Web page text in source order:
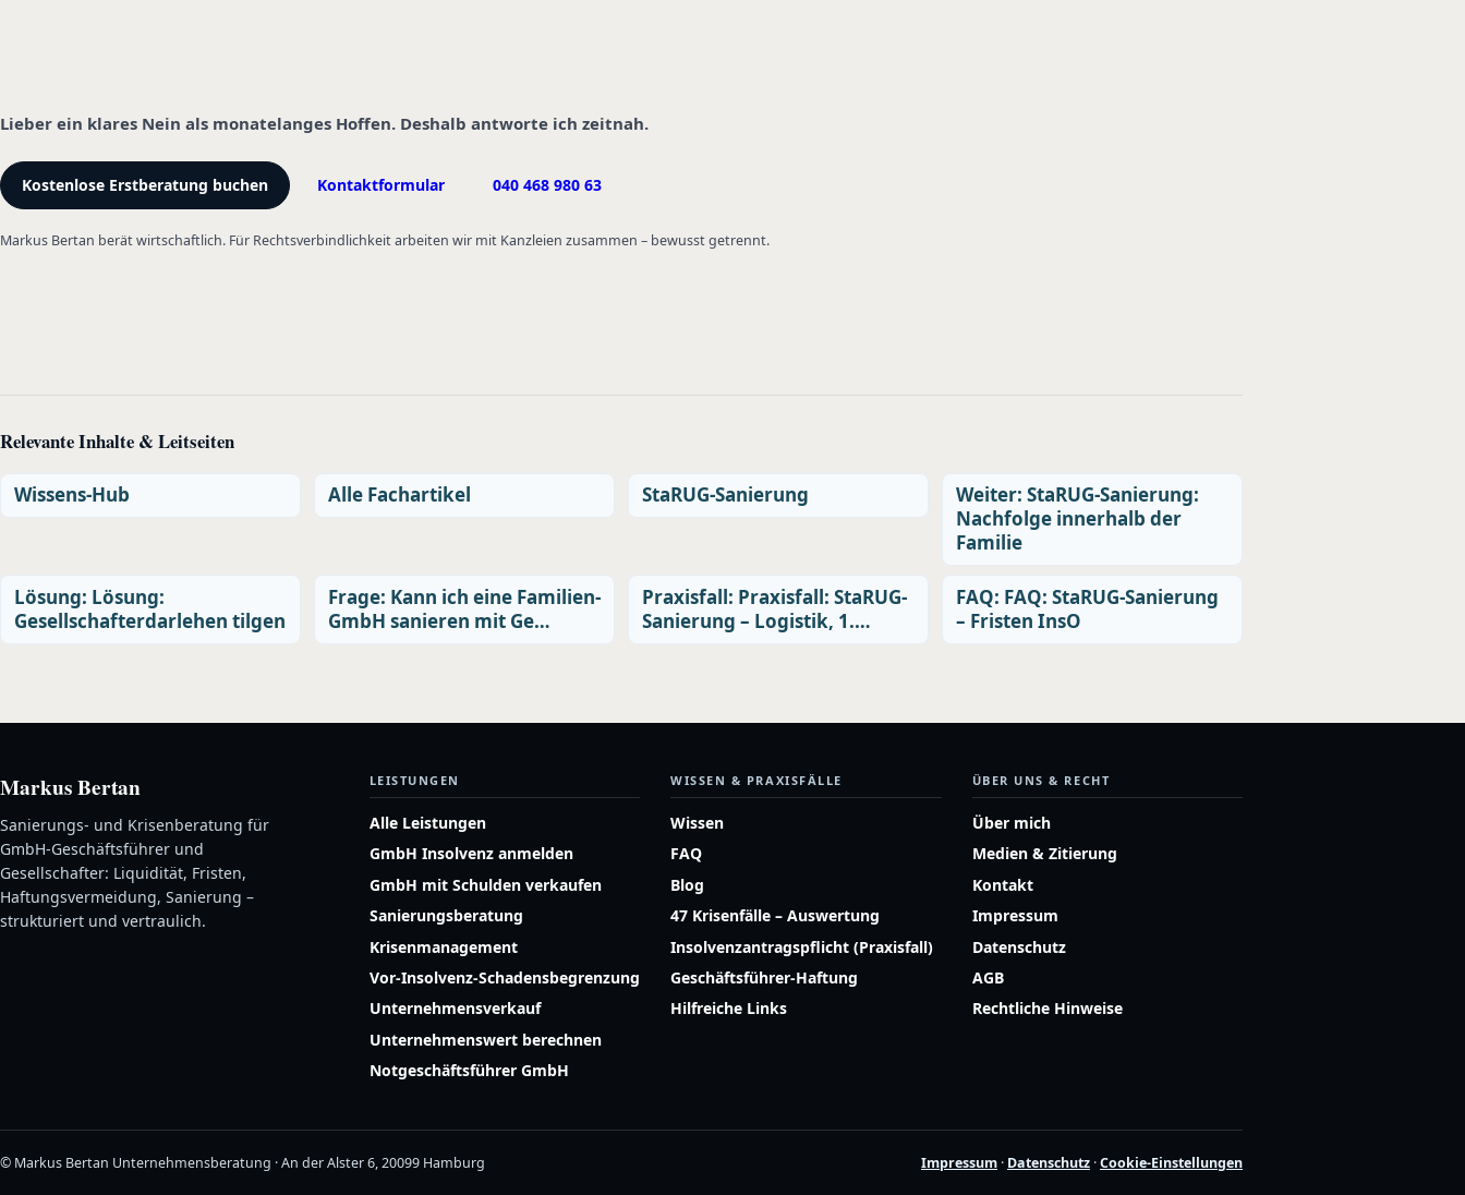
Lieber ein klares Nein als monatelanges Hoffen. Deshalb antworte ich zeitnah.
Kostenlose Erstberatung buchen Kontaktformular 040 468 980 63
Markus Bertan berät wirtschaftlich. Für Rechtsverbindlichkeit arbeiten wir mit Kanzleien zusammen – bewusst getrennt.
Relevante Inhalte & Leitseiten
Wissens-Hub Alle Fachartikel StaRUG-Sanierung
Weiter: StaRUG-Sanierung:
Nachfolge innerhalb der
Familie
Lösung: Lösung:
Gesellschafterdarlehen tilgen
Frage: Kann ich eine Familien-
GmbH sanieren mit Ge…
Praxisfall: Praxisfall: StaRUG-
Sanierung – Logistik, 1.…
FAQ: FAQ: StaRUG-Sanierung
– Fristen InsO
Markus Bertan
Sanierungs- und Krisenberatung für
GmbH-Geschäftsführer und
Gesellschafter: Liquidität, Fristen,
Haftungsvermeidung, Sanierung –
strukturiert und vertraulich.
LEISTUNGEN
Alle Leistungen
GmbH Insolvenz anmelden
GmbH mit Schulden verkaufen
Sanierungsberatung
Krisenmanagement
Vor-Insolvenz-Schadensbegrenzung
Unternehmensverkauf
Unternehmenswert berechnen
Notgeschäftsführer GmbH
WISSEN & PRAXISFÄLLE
Wissen
FAQ
Blog
47 Krisenfälle – Auswertung
Insolvenzantragspflicht (Praxisfall)
Geschäftsführer-Haftung
Hilfreiche Links
ÜBER UNS & RECHT
Über mich
Medien & Zitierung
Kontakt
Impressum
Datenschutz
AGB
Rechtliche Hinweise
© Markus Bertan Unternehmensberatung · An der Alster 6, 20099 Hamburg Impressum · Datenschutz ·Cookie-Einstellungen